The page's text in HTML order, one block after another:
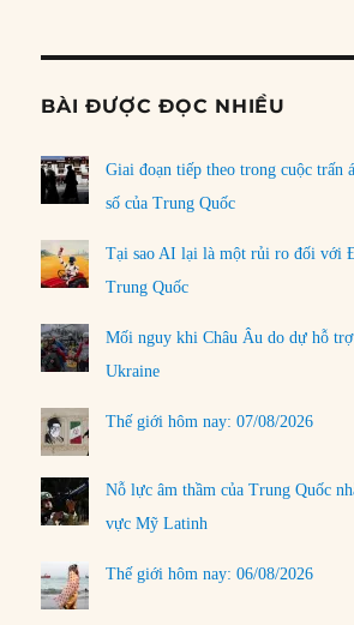
BÀI ĐƯỢC ĐỌC NHIỀU
Giai đoạn tiếp theo trong cuộc trấn
số của Trung Quốc
Tại sao AI lại là một rủi ro đối với
Trung Quốc
Mối nguy khi Châu Âu do dự hỗ
Ukraine
Thế giới hôm nay: 07/08/2026
Nỗ lực âm thầm của Trung Quốc
vực Mỹ Latinh
Thế giới hôm nay: 06/08/2026